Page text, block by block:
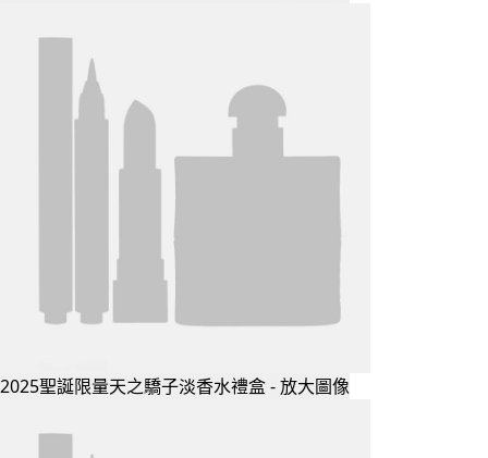
2025聖誕限量天之驕子淡香水禮盒 - 放大圖像